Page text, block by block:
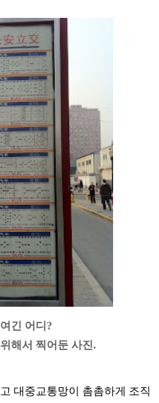
긴 어디?
해서 찍어둔 사진.
대중교통망이 촘촘하게 조직